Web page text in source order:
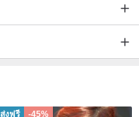
งฟรี -45%